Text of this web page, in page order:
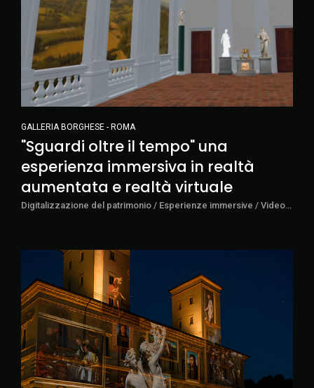
GALLERIA BORGHESE - ROMA
"Sguardi oltre il tempo" una
esperienza immersiva in realtà
aumentata e realtà virtuale
Digitalizzazione del patrimonio / Esperienze immersive / Video Storytelling